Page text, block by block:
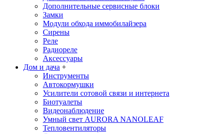
Дополнительные сервисные блоки
Замки
Модули обхода иммобилайзера
Сирены
Реле
Радиореле
Аксессуары
Дом и дача +
Инструменты
Автокормушки
Усилители сотовой связи и интернета
Биотуалеты
Видеонаблюдение
Умный свет AURORA NANOLEAF
Тепловентиляторы